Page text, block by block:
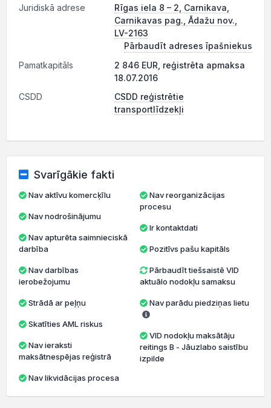
Juridiskā adrese
Rīgas iela 8 – 2, Carnikava,
Carnikavas pag., Ādažu nov.,
LV-2163
Pārbaudīt adreses īpašniekus
Pamatkapitāls
2 846 EUR, reģistrēta apmaksa
18.07.2016
CSDD
CSDD reģistrētie
transportlīdzekļi
Svarīgākie fakti
Nav aktīvu komercķīlu
Nav nodrošinājumu
darbība
ierobežojumu
Strādā ar peļņu
Skatīties AML riskus
maksātnespējas reģistrā
Nav likvidācijas procesa
Nav reorganizācijas
procesu
Ir kontaktdati
Pozitīvs pašu kapitāls
Pārbaudīt tiešsaistē VID
aktuālo nodokļu samaksu
Nav parādu piedziņas lietu
VID nodokļu maksātāju
reitings B - Jāuzlabo saistību
izpilde